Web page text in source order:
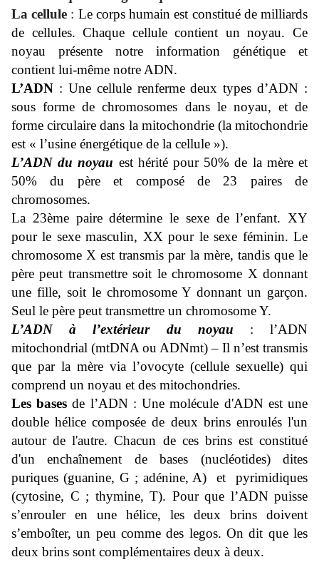
La cellule : Le corps humain est constitué de milliards
de cellules. Chaque cellule contient un noyau. Ce
noyau présente notre information génétique et
contient lui-même notre ADN.
L’ADN : Une cellule renferme deux types d’ADN :
sous forme de chromosomes dans le noyau, et de
forme circulaire dans la mitochondrie (la mitochondrie
est « l’usine énergétique de la cellule »).
L’ADN du noyau est hérité pour 50% de la mère et
50% du père et composé de 23 paires de
chromosomes.
La 23ème paire détermine le sexe de l’enfant. XY
pour le sexe masculin, XX pour le sexe féminin. Le
chromosome X est transmis par la mère, tandis que le
père peut transmettre soit le chromosome X donnant
une fille, soit le chromosome Y donnant un garçon.
Seul le père peut transmettre un chromosome Y.
L’ADN à l’extérieur du noyau : l’ADN
mitochondrial (mtDNA ou ADNmt) – Il n’est transmis
que par la mère via l’ovocyte (cellule sexuelle) qui
comprend un noyau et des mitochondries.
Les basesde l’ADN : Une molécule d'ADN est une
double hélice composée de deux brins enroulés l'un
autour de l'autre. Chacun de ces brins est constitué
d'un enchaînement de bases (nucléotides) dites
puriques (guanine, G ; adénine, A) et pyrimidiques
(cytosine, C ; thymine, T). Pour que l’ADN puisse
s’enrouler en une hélice, les deux brins doivent
s’emboîter, un peu comme des legos. On dit que les
deux brins sont complémentaires deux à deux.